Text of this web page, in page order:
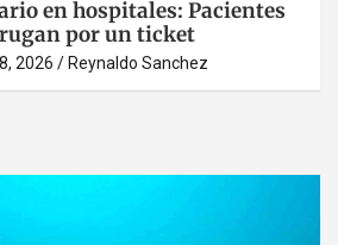
en hospitales: Pacientes
por un ticket
2026 Reynaldo Sanchez